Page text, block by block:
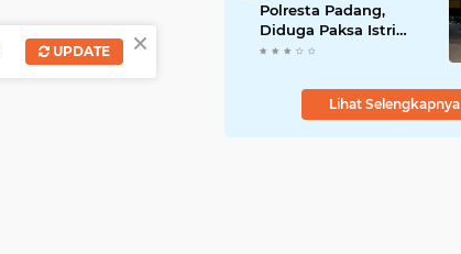
Polresta Padang,
Diduga Paksa Istri
Layani Pria Lain
Lihat Selengkapnya
×
UPDATE